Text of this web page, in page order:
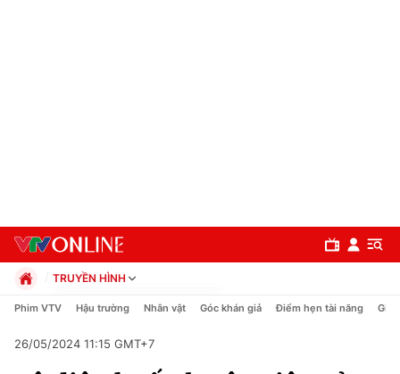
Chuyên mục
TRUYỀN HÌNH
Chính trị
Pháp luật
Phim VTV Hậu trường Nhân vật Góc khán giả Điểm hẹn tài năng Giải
26/05/2024 11:15 GMT+7